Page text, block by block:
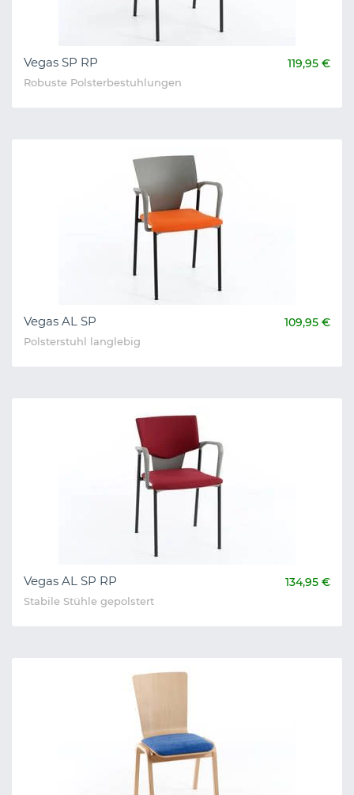
Vegas SP RP 119,95 €
Robuste Polsterbestuhlungen
Vegas AL SP 109,95 €
Polsterstuhl langlebig
Vegas AL SP RP 134,95 €
Stabile Stühle gepolstert